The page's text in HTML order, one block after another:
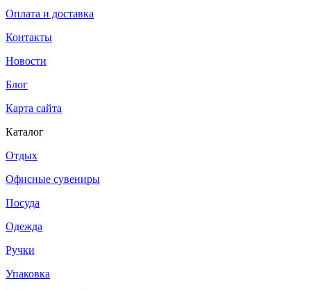
Оплата и доставка
Контакты
Новости
Блог
Карта сайта
Каталог
Отдых
Офисные сувениры
Посуда
Одежда
Ручки
Упаковка